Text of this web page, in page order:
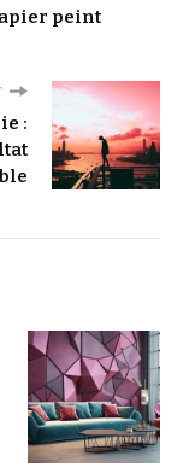
peint
: